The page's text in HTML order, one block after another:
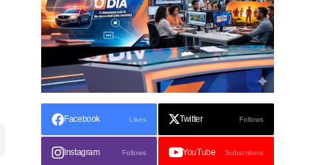
Facebook Likes Twitter Follows
Instagram Follows YouTube Subscribers